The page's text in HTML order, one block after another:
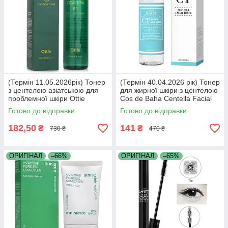
(Термін 11.05.2026рік) Тонер
з центелою азіатською для
проблемної шкіри Ottie
Cicacera 83 Solution Toner
200мл
Готово до відправки
182,50 ₴ 730 ₴
(Термін 40.04.2026 рік) Тонер
для жирної шкіри з центелою
Cos de Baha Centella Facial
Toner 200 мл
Готово до відправки
141 ₴ 470 ₴
ОРИГІНАЛ –66% ОРИГІНАЛ –65%